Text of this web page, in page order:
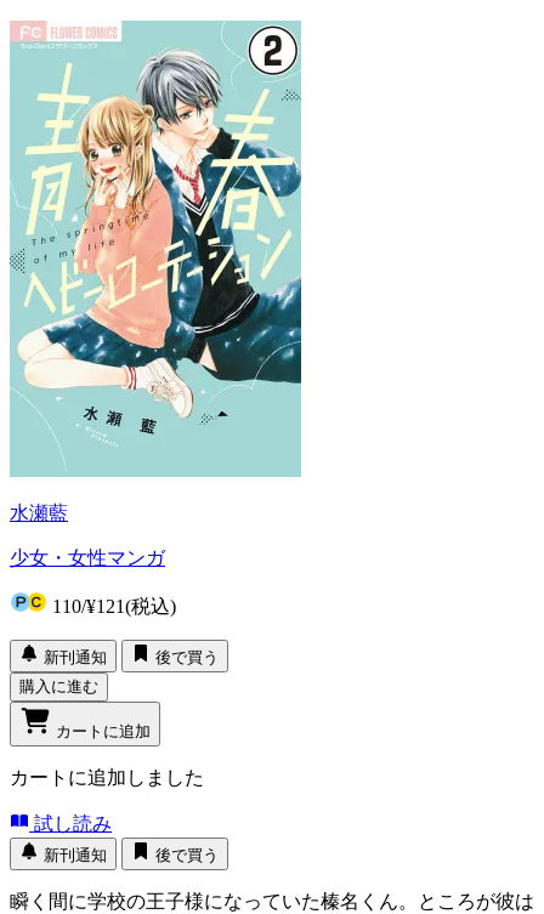
水瀬藍
少女・女性マンガ
110/¥121(税込)
新刊通知
後で買う
購入に進む
カートに追加
カートに追加しました
試し読み
新刊通知 後で買う
瞬く間に学校の王子様になっていた榛名くん。ところが彼は